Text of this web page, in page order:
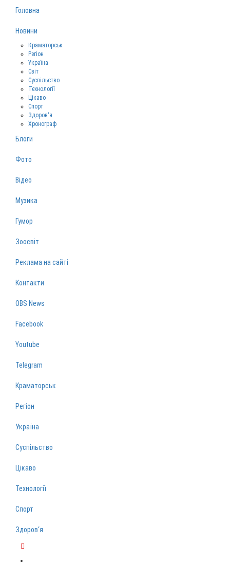
Головна
Новини
Краматорськ
Регіон
Україна
Світ
Суспільство
Технології
Цікаво
Спорт
Здоров‘я
Хронограф
Блоги
Фото
Відео
Музика
Гумор
Зоосвіт
Реклама на сайті
Контакти
OBS News
Facebook
Youtube
Telegram
Краматорськ
Регіон
Україна
Суспільство
Цікаво
Технології
Спорт
Здоров‘я